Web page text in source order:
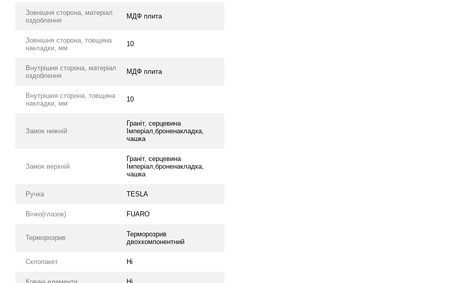
Зовнішня сторона, матеріал
оздоблення
МДФ плита
Зовнішня сторона, товщина
накладки, мм
10
Внутрішня сторона, матеріал
оздоблення
МДФ плита
Внутрішня сторона, товщина
накладки, мм
10
Замок нижній
Граніт, серцевина
Імперіал,броненакладка,
чашка
Замок верхній
Граніт, серцевина
Імперіал,броненакладка,
чашка
Ручка TESLA
Вічко(глазок) FUARO
Терморозрив
Терморозрив
двохкомпонентний
Склопакет Ні